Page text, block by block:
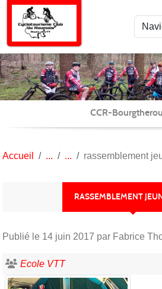
CCR-
Accueil rassemblement
RASSEMBLEMENT
Publié le 14 juin 2017 par Fabrice
Ecole VTT
Panneau de gestion des cookies